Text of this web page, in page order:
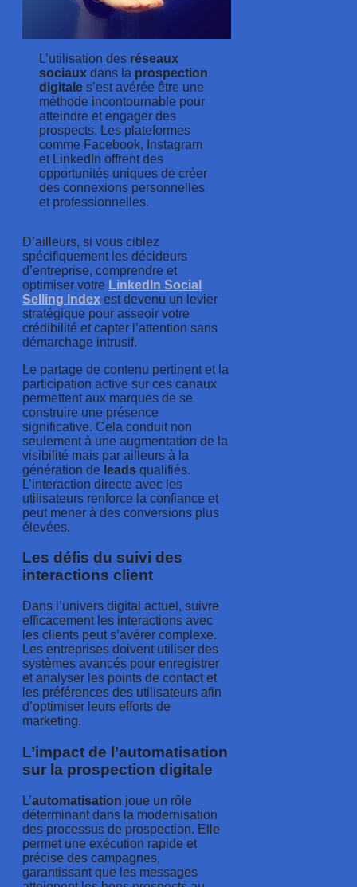
L’utilisation des réseaux
sociauxdans la prospection
digitales’est avérée être une
méthode incontournable pour
atteindre et engager des
prospects. Les plateformes
comme Facebook, Instagram
et LinkedIn offrent des
opportunités uniques de créer
des connexions personnelles
et professionnelles.
D’ailleurs, si vous ciblez
spécifiquement les décideurs
d’entreprise, comprendre et
optimiser votre LinkedIn Social
Selling Index est devenu un levier
stratégique pour asseoir votre
crédibilité et capter l’attention sans
démarchage intrusif.
Le partage de contenu pertinent et la
participation active sur ces canaux
permettent aux marques de se
construire une présence
significative. Cela conduit non
seulement à une augmentation de la
visibilité mais par ailleurs à la
génération de leads qualifiés.
L’interaction directe avec les
utilisateurs renforce la confiance et
peut mener à des conversions plus
élevées.
Les défis du suivi des
interactions client
Dans l’univers digital actuel, suivre
efficacement les interactions avec
les clients peut s’avérer complexe.
Les entreprises doivent utiliser des
systèmes avancés pour enregistrer
et analyser les points de contact et
les préférences des utilisateurs afin
d’optimiser leurs efforts de
marketing.
L’impact de l’automatisation
sur la prospection digitale
L’automatisation joue un rôle
déterminant dans la modernisation
des processus de prospection. Elle
permet une exécution rapide et
précise des campagnes,
garantissant que les messages